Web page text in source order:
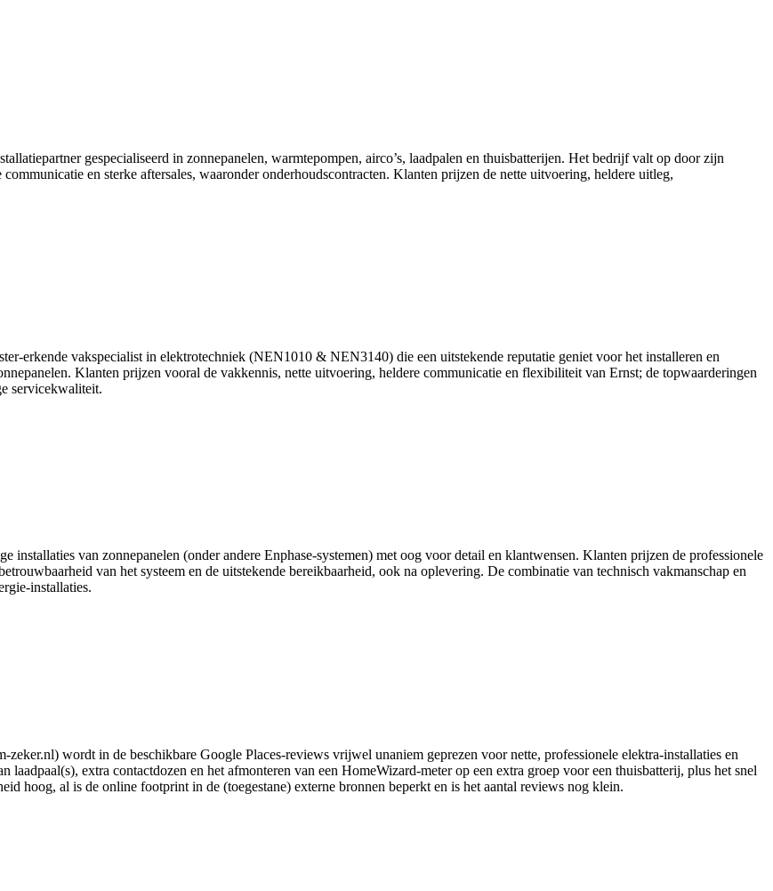
gespecialiseerd in zonnepanelen, warmtepompen, airco’s, laadpalen en thuisbatterijen. Het bedrijf valt op door zijn
en sterke aftersales, waaronder onderhoudscontracten. Klanten prijzen de nette uitvoering, heldere uitleg,
vakspecialist in elektrotechniek (NEN1010 & NEN3140) die een uitstekende reputatie geniet voor het installeren en
Klanten prijzen vooral de vakkennis, nette uitvoering, heldere communicatie en flexibiliteit van Ernst; de topwaarderingen
servicekwaliteit.
installaties van zonnepanelen (onder andere Enphase-systemen) met oog voor detail en klantwensen. Klanten prijzen de professionele
van het systeem en de uitstekende bereikbaarheid, ook na oplevering. De combinatie van technisch vakmanschap en
installaties.
wordt in de beschikbare Google Places-reviews vrijwel unaniem geprezen voor nette, professionele elektra-installaties en
extra contactdozen en het afmonteren van een HomeWizard-meter op een extra groep voor een thuisbatterij, plus het snel
hoog, al is de online footprint in de (toegestane) externe bronnen beperkt en is het aantal reviews nog klein.